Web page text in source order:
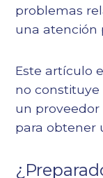
problemas
una atención
Este artículo
no constituye
un
para obtener